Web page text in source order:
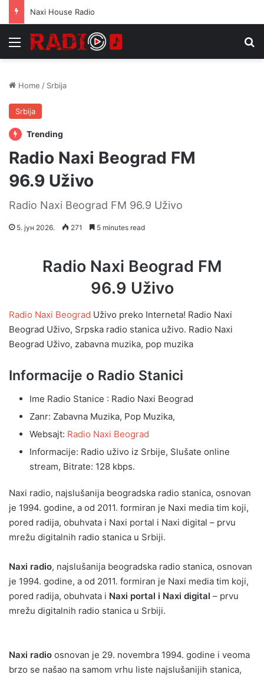
Naxi House Radio
Menu
Home / Srbija
Srbija
Trending
Radio Naxi Beograd FM
96.9 Uživo
Radio Naxi Beograd FM 96.9 Uživo
5. јун 2026. 271 5 minutes read
Radio Naxi Beograd FM
96.9 Uživo
Radio Naxi Beograd Uživo preko Interneta! Radio Naxi
Beograd Uživo, Srpska radio stanica uživo. Radio Naxi
Beograd Uživo, zabavna muzika, pop muzika
Informacije o Radio Stanici
Ime Radio Stanice : Radio Naxi Beograd
Zanr: Zabavna Muzika, Pop Muzika,
Websajt: Radio Naxi Beograd
Informacije: Radio uživo iz Srbije, Slušate online
stream, Bitrate: 128 kbps.
Naxi radio, najslušanija beogradska radio stanica, osnovan
je 1994. godine, a od 2011. formiran je Naxi media tim koji,
pored radija, obuhvata i Naxi portal i Naxi digital – prvu
mrežu digitalnih radio stanica u Srbiji.
Naxi radio, najslušanija beogradska radio stanica, osnovan
je 1994. godine, a od 2011. formiran je Naxi media tim koji,
pored radija, obuhvata i Naxi portal i Naxi digital – prvu
mrežu digitalnih radio stanica u Srbiji.
Naxi radio osnovan je 29. novembra 1994. godine i veoma
brzo se našao na samom vrhu liste najslušanijih stanica,